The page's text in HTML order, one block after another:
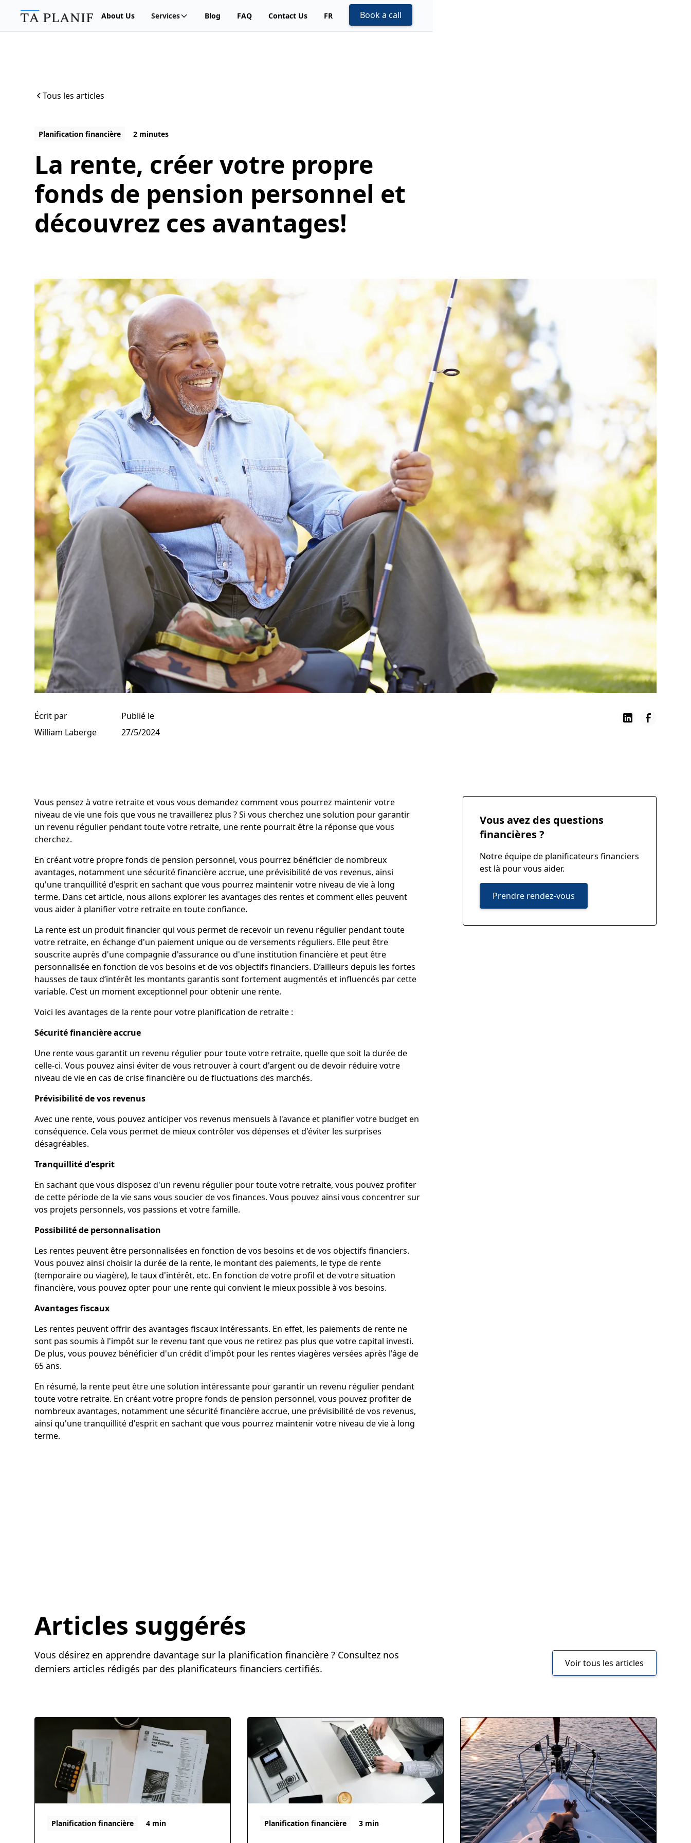
About Us Services Blog FAQ Contact Us FR Book a call
Tous les articles
Planification financière 2 minutes
La rente, créer votre propre
fonds de pension personnel et
découvrez ces avantages!
Écrit par
William Laberge
Publié le
27/5/2024
Vous pensez à votre retraite et vous vous demandez comment vous pourrez maintenir votre
niveau de vie une fois que vous ne travaillerez plus ? Si vous cherchez une solution pour garantir
un revenu régulier pendant toute votre retraite, une rente pourrait être la réponse que vous
cherchez.
En créant votre propre fonds de pension personnel, vous pourrez bénéficier de nombreux
avantages, notamment une sécurité financière accrue, une prévisibilité de vos revenus, ainsi
qu'une tranquillité d'esprit en sachant que vous pourrez maintenir votre niveau de vie à long
terme. Dans cet article, nous allons explorer les avantages des rentes et comment elles peuvent
vous aider à planifier votre retraite en toute confiance.
La rente est un produit financier qui vous permet de recevoir un revenu régulier pendant toute
votre retraite, en échange d'un paiement unique ou de versements réguliers. Elle peut être
souscrite auprès d'une compagnie d'assurance ou d'une institution financière et peut être
personnalisée en fonction de vos besoins et de vos objectifs financiers. D’ailleurs depuis les fortes
hausses de taux d’intérêt les montants garantis sont fortement augmentés et influencés par cette
variable. C’est un moment exceptionnel pour obtenir une rente.
Voici les avantages de la rente pour votre planification de retraite :
Sécurité financière accrue
Une rente vous garantit un revenu régulier pour toute votre retraite, quelle que soit la durée de
celle-ci. Vous pouvez ainsi éviter de vous retrouver à court d'argent ou de devoir réduire votre
niveau de vie en cas de crise financière ou de fluctuations des marchés.
Prévisibilité de vos revenus
Avec une rente, vous pouvez anticiper vos revenus mensuels à l'avance et planifier votre budget en
conséquence. Cela vous permet de mieux contrôler vos dépenses et d'éviter les surprises
désagréables.
Tranquillité d'esprit
En sachant que vous disposez d'un revenu régulier pour toute votre retraite, vous pouvez profiter
de cette période de la vie sans vous soucier de vos finances. Vous pouvez ainsi vous concentrer sur
vos projets personnels, vos passions et votre famille.
Possibilité de personnalisation
Les rentes peuvent être personnalisées en fonction de vos besoins et de vos objectifs financiers.
Vous pouvez ainsi choisir la durée de la rente, le montant des paiements, le type de rente
(temporaire ou viagère), le taux d'intérêt, etc. En fonction de votre profil et de votre situation
financière, vous pouvez opter pour une rente qui convient le mieux possible à vos besoins.
Avantages fiscaux
Les rentes peuvent offrir des avantages fiscaux intéressants. En effet, les paiements de rente ne
sont pas soumis à l'impôt sur le revenu tant que vous ne retirez pas plus que votre capital investi.
De plus, vous pouvez bénéficier d'un crédit d'impôt pour les rentes viagères versées après l'âge de
65 ans.
En résumé, la rente peut être une solution intéressante pour garantir un revenu régulier pendant
toute votre retraite. En créant votre propre fonds de pension personnel, vous pouvez profiter de
nombreux avantages, notamment une sécurité financière accrue, une prévisibilité de vos revenus,
ainsi qu'une tranquillité d'esprit en sachant que vous pourrez maintenir votre niveau de vie à long
terme.
Vous avez des questions
financières ?
Notre équipe de planificateurs financiers
est là pour vous aider.
Prendre rendez-vous
Articles suggérés
Vous désirez en apprendre davantage sur la planification financière ? Consultez nos
derniers articles rédigés par des planificateurs financiers certifiés.
Voir tous les articles
Planification financière 4 min Planification financière 3 min